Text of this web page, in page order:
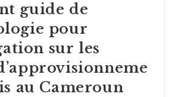
guide de
pour
sur les
au Cameroun